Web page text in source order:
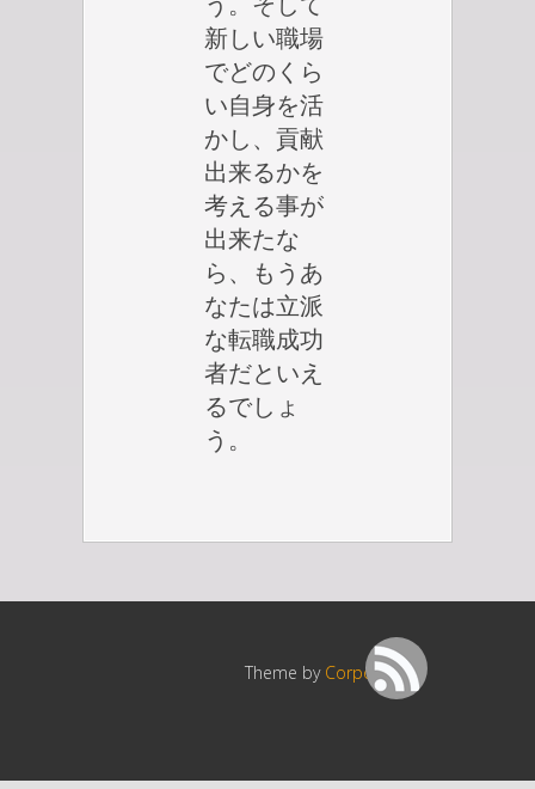
新しい職場
でどのくら
い自身を活
かし、貢献
出来るかを
考える事が
出来たな
ら、もうあ
なたは立派
な転職成功
者だといえ
るでしょ
う。
Theme by Corpocrat